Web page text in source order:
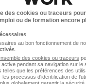
plus disponible depuis
des cookies ou traceurs
ou de formation encore
au bon fonctionnement de
des cookies ou traceurs
pendant sa navigation sur le
telles que les préférences des
processus d'identification de